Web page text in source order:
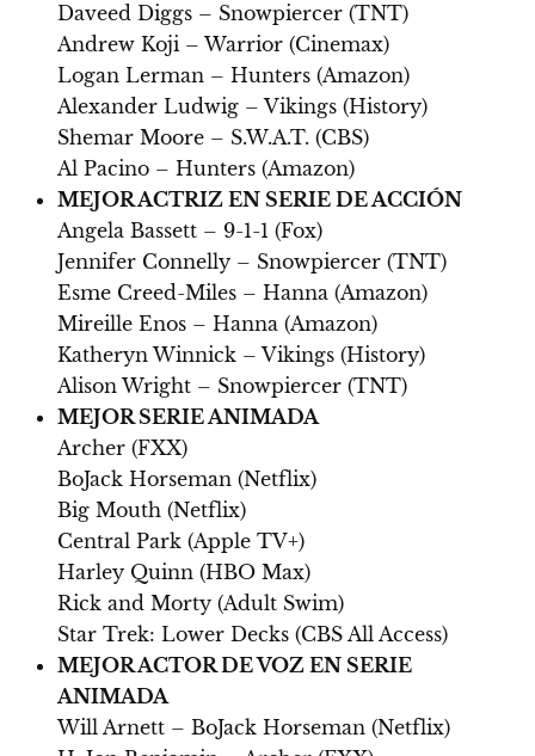
Daveed Diggs – Snowpiercer (TNT)
Andrew Koji – Warrior (Cinemax)
Logan Lerman – Hunters (Amazon)
Alexander Ludwig – Vikings (History)
Shemar Moore – S.W.A.T. (CBS)
Al Pacino – Hunters (Amazon)
MEJOR ACTRIZ EN SERIE DE ACCIÓN
Angela Bassett – 9-1-1 (Fox)
Jennifer Connelly – Snowpiercer (TNT)
Esme Creed-Miles – Hanna (Amazon)
Mireille Enos – Hanna (Amazon)
Katheryn Winnick – Vikings (History)
Alison Wright – Snowpiercer (TNT)
MEJOR SERIE ANIMADA
Archer (FXX)
BoJack Horseman (Netflix)
Big Mouth (Netflix)
Central Park (Apple TV+)
Harley Quinn (HBO Max)
Rick and Morty (Adult Swim)
Star Trek: Lower Decks (CBS All Access)
MEJOR ACTOR DE VOZ EN SERIE
ANIMADA
Will Arnett – BoJack Horseman (Netflix)